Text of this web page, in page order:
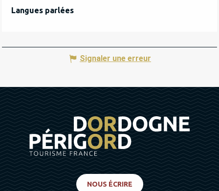
Langues parlées
Langues parlées
Signaler une erreur
NOUS ÉCRIRE